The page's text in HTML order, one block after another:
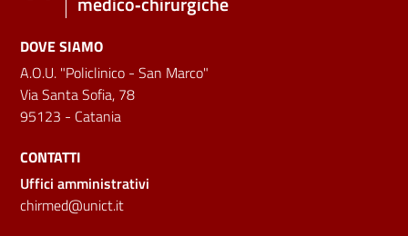
DOVE SIAMO
A.O.U. "Policlinico - San Marco"
Via Santa Sofia, 78
95123 - Catania
CONTATTI
Uffici amministrativi
chirmed@unict.it